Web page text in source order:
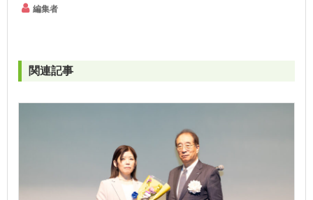
編集者
関連記事